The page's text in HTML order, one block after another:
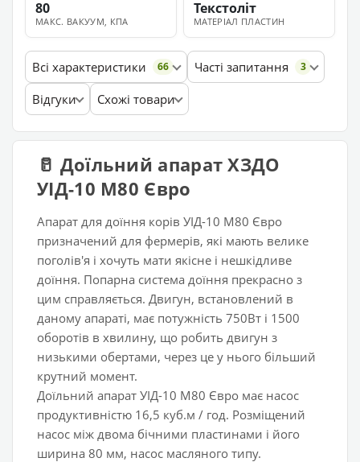
МАКС. ВАКУУМ, КПА
80
МАТЕРІАЛ ПЛАСТИН
Текстоліт
Всі характеристики 66 Часті запитання 3
Відгуки Схожі товари
🥛 Доїльний апарат ХЗДО
УІД-10 М80 Євро
Апарат для доїння корів УІД-10 М80 Євро
призначений для фермерів, які мають велике
поголів'я і хочуть мати якісне і нешкідливе
доїння. Попарна система доїння прекрасно з
цим справляється. Двигун, встановлений в
даному апараті, має потужність 750Вт і 1500
оборотів в хвилину, що робить двигун з
низькими обертами, через це у нього більший
крутний момент.
Доїльний апарат УІД-10 М80 Євро має насос
продуктивністю 16,5 куб.м / год. Розміщений
насос між двома бічними пластинами і його
ширина 80 мм, насос масляного типу.